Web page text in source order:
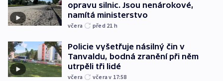
opravu silnic. Jsou nenárokové,
namítá ministerstvo
včera před 21 h
Policie vyšetřuje násilný čin v
Tanvaldu, bodná zranění při něm
utrpěli tři lidé
včera včera v 17:58